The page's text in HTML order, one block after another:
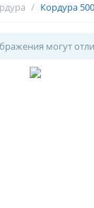
/ Кордура
могут